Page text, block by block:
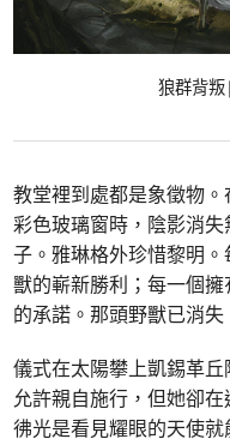
狼群背
教堂裡到處都是象徵物
彩色玻璃窗時，陰影消
子。雅琳格外珍惜黎明
獸的嶄新勝利；每一個
的承諾。那頭野獸已消失
儀式在太陽攀上凱錫革
允許親自施行，但她卻
彿光是看見耀眼的天使就